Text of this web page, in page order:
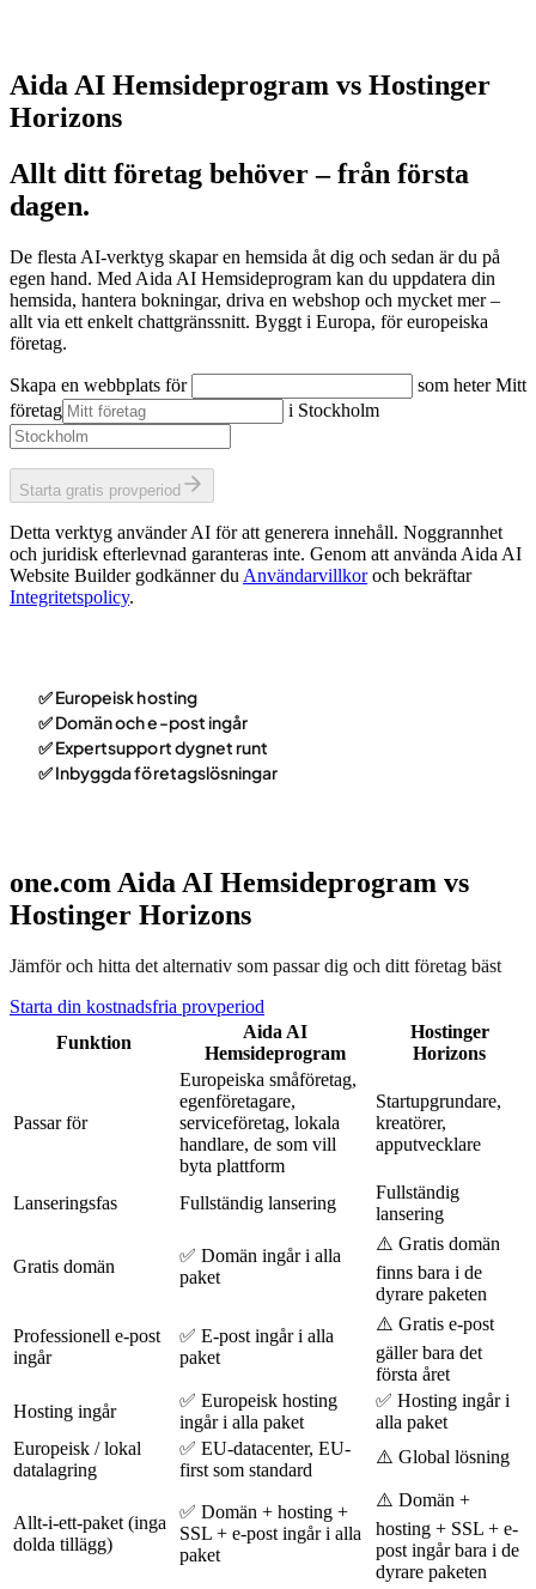
Aida AI Hemsideprogram vs Hostinger
Horizons
Allt ditt företag behöver – från första
dagen.
De flesta AI-verktyg skapar en hemsida åt dig och sedan är du på
egen hand. Med Aida AI Hemsideprogram kan du uppdatera din
hemsida, hantera bokningar, driva en webshop och mycket mer –
allt via ett enkelt chattgränssnitt. Byggt i Europa, för europeiska
företag.
Skapa en webbplats för som heterMitt
företag
i Stockholm
Starta gratis provperiod
Detta verktyg använder AI för att generera innehåll. Noggrannhet
och juridisk efterlevnad garanteras inte. Genom att använda Aida AI
Website Builder godkänner du Användarvillkoroch bekräftar
Integritetspolicy.
✅ Europeisk hosting
✅ Domän och e-post ingår
✅ Expertsupport dygnet runt
✅ Inbyggda företagslösningar
one.com Aida AI Hemsideprogram vs
Hostinger Horizons
Jämför och hitta det alternativ som passar dig och ditt företag bäst
Starta din kostnadsfria provperiod
Funktion
Aida AI
Hemsideprogram
Hostinger
Horizons
Passar för
Europeiska småföretag,
egenföretagare,
serviceföretag, lokala
handlare, de som vill
byta plattform
Startupgrundare,
kreatörer,
apputvecklare
Lanseringsfas Fullständig lansering
Fullständig
lansering
Gratis domän
✅ Domän ingår i alla
paket
⚠️ Gratis domän
finns bara i de
dyrare paketen
Professionell e-post
ingår
✅ E-post ingår i alla
paket
⚠️ Gratis e-post
gäller bara det
första året
Hosting ingår
✅ Europeisk hosting
ingår i alla paket
✅ Hosting ingår i
alla paket
Europeisk / lokal
datalagring
✅ EU-datacenter, EU-
first som standard
⚠️ Global lösning
Allt-i-ett-paket (inga
dolda tillägg)
✅ Domän + hosting +
SSL + e-post ingår i alla
paket
⚠️ Domän +
hosting + SSL + e-
post ingår bara i de
dyrare paketen